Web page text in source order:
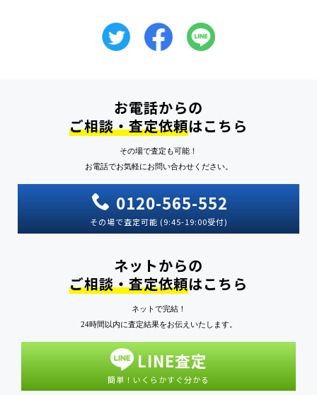
お電話からの
ご相談・査定依頼はこちら
その場で査定も可能！
お電話でお気軽にお問い合わせください。
0120-565-552
その場で査定可能 (9:45-19:00受付)
ネットからの
ご相談・査定依頼はこちら
ネットで完結！
24時間以内に査定結果をお伝えいたします。
LINE査定
簡単！いくらかすぐ分かる